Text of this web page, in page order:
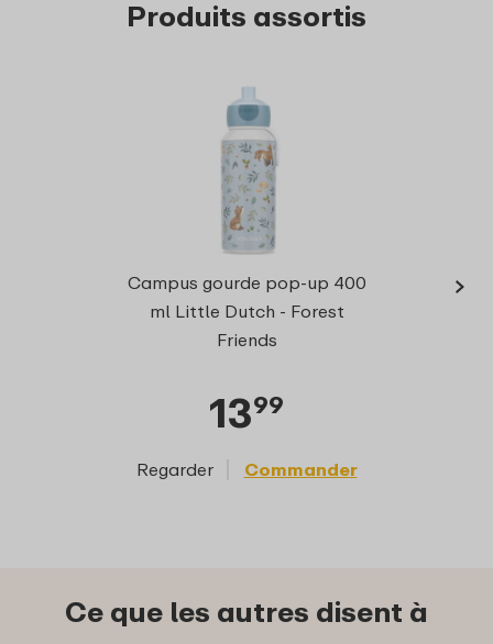
Produits assortis
Campus gourde pop-up 400
ml Little Dutch - Forest
Friends
1399
Regarder Commander
›
Ce que les autres disent à